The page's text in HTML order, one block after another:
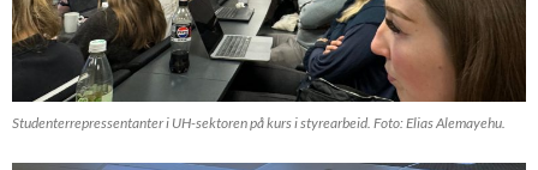
Studenterrepressentanter i UH-sektoren på kurs i styrearbeid. Foto: Elias Alemayehu.